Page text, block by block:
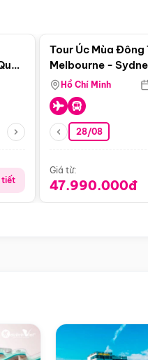
tiết
Tour Úc Mùa Đông
Melbourne -
Airways)
Hồ Chí Minh
28/08
Giá từ:
47.990.000đ